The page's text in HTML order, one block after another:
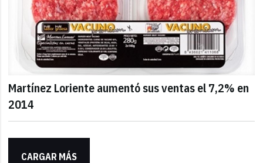
Martínez Loriente aumentó sus ventas el 7,2% en
2014
CARGAR MÁS